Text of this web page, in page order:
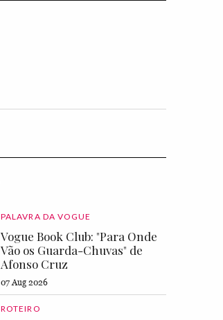
PALAVRA DA VOGUE
Vogue Book Club: "Para Onde
Vão os Guarda-Chuvas" de
Afonso Cruz
07 Aug 2026
ROTEIRO